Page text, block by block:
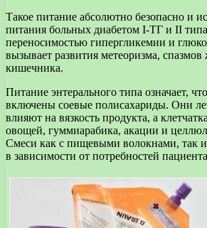
Такое питание абсолютно безопасно и
питания больных диабетом I-ТГ и II
переносимостью гипергликемии и
вызывает развития метеоризма, спазмов
кишечника.
Питание энтерального типа означает,
включены соевые полисахариды. Они
влияют на вязкость продукта, а
овощей, гуммиарабика, акации и
Смеси как с пищевыми волокнами, так
в зависимости от потребностей